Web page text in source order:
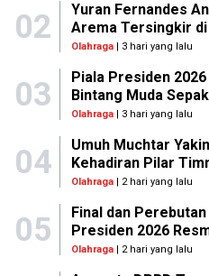
02
Yuran Fernandes
Arema Tersingkir
Olahraga| 3 hari yang lalu
03
Piala Presiden
Bintang Muda
Olahraga| 3 hari yang lalu
04
Umuh Muchtar
Kehadiran Pilar
Olahraga| 2 hari yang lalu
05
Final dan
Presiden 2026
Olahraga| 2 hari yang lalu